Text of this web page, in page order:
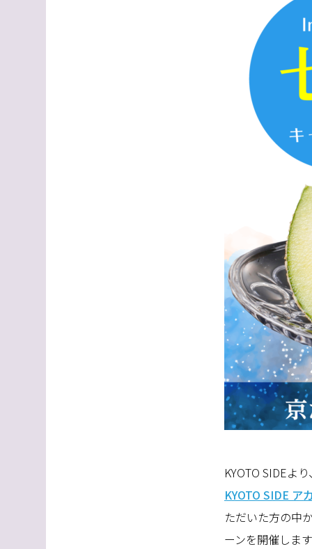
KYOTO SIDEよ
KYOTO SIDE ア
ただいた方の中
ーンを開催しま